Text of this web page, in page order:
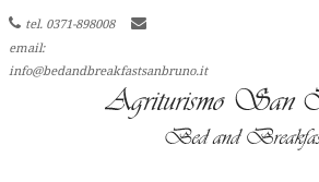
tel. 0371-898008
email:
info@bedandbreakfastsanbruno.it